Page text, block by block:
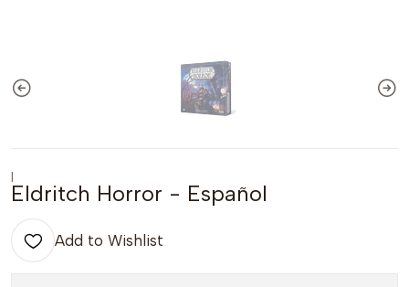
|
Eldritch Horror - Español
Add to Wishlist